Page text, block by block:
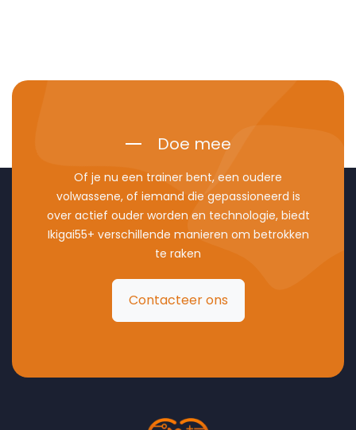
Doe mee
Of je nu een trainer bent, een oudere
volwassene, of iemand die gepassioneerd is
over actief ouder worden en technologie, biedt
Ikigai55+ verschillende manieren om betrokken
te raken
Contacteer ons